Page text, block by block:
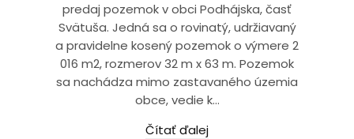
predaj pozemok v obci Podhájska, časť
Svätuša. Jedná sa o rovinatý, udržiavaný
a pravidelne kosený pozemok o výmere 2
016 m2, rozmerov 32 m x 63 m. Pozemok
sa nachádza mimo zastavaného územia
obce, vedie k...
Čítať ďalej